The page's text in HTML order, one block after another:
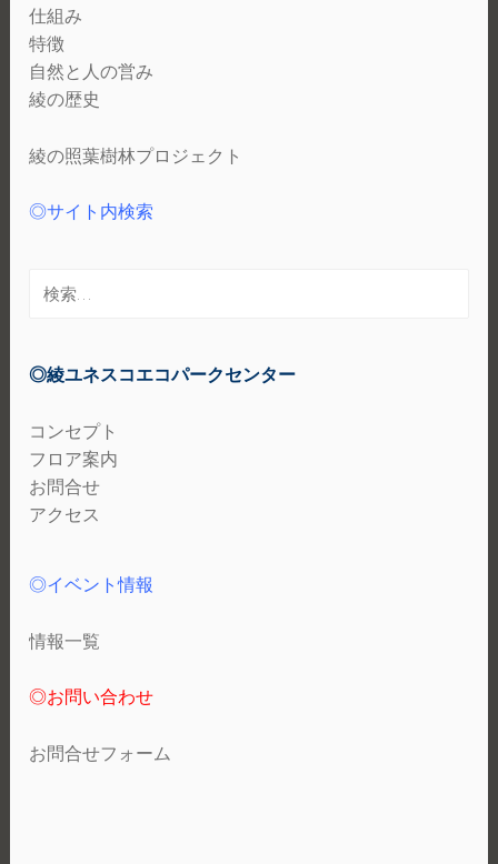
仕組み
特徴
自然と人の営み
綾の歴史
綾の照葉樹林プロジェクト
◎サイト内検索
索:
◎綾ユネスコエコパークセンター
コンセプト
フロア案内
お問合せ
アクセス
◎イベント情報
情報一覧
◎お問い合わせ
お問合せフォーム